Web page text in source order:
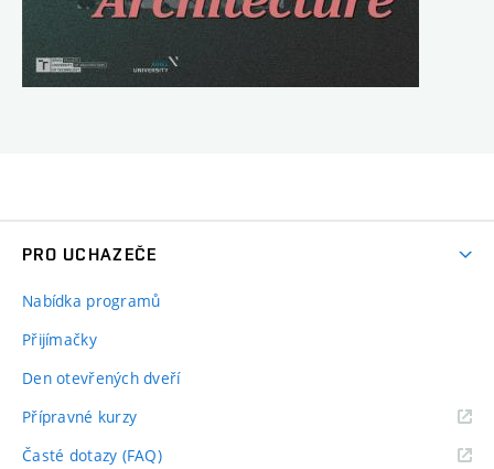
PRO UCHAZEČE
Nabídka programů
Přijímačky
Den otevřených dveří
Přípravné kurzy
Časté dotazy (FAQ)